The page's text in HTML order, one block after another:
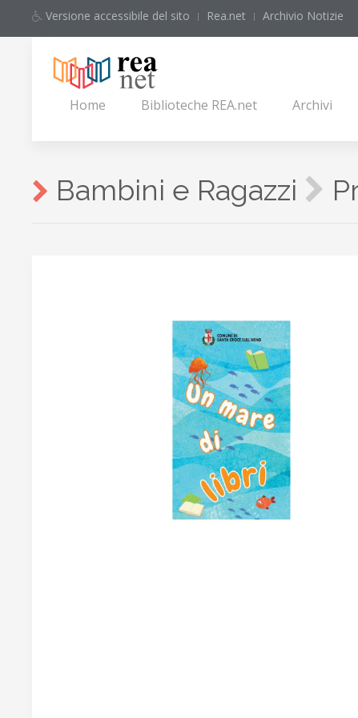
Versione accessibile del sito Rea.net Archivio Notizie
Home Biblioteche REA.net Archivi
Bambini e Ragazzi